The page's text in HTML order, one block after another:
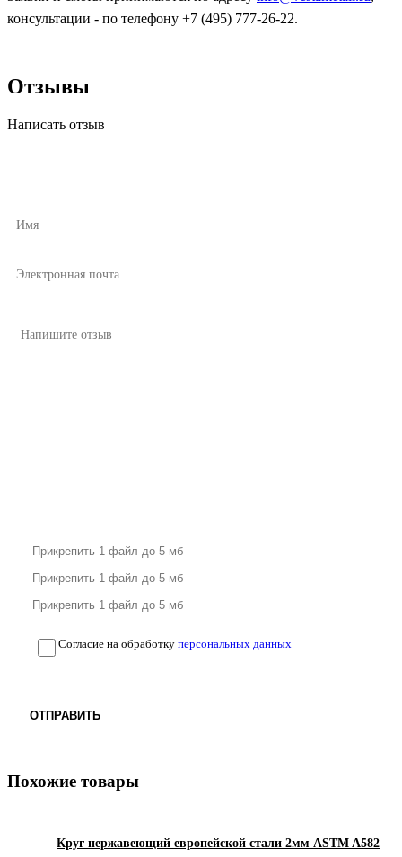
консультации - по телефону +7 (495) 777-26-22.
Отзывы
Написать отзыв
Согласие на обработку персональных данных
ОТПРАВИТЬ
Похожие товары
Круг нержавеющий европейской стали 2мм ASTM A582